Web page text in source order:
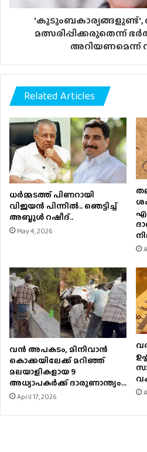
സിപിഎം...
'കുടുംബകാര്യങ്ങളുണ്ട്',
മത്സരിപ്പിക്കരുതെന്ന്
അറിയണമെന്ന്
Related Articles
ധര്‍മ്മടത്ത് പിണറായി
വിജയന്‍ പിന്നില്‍.. ഞെട്ടിച്ച്
അബ്ദുൾ റഷീദ്..
May 4, 2026
വൻ അപകടം, മിനിവാൻ
കൊക്കയിലേക്ക് മറിഞ്ഞ്
മലയാളികളായ 9
അധ്യാപകർക്ക് ദാരുണാന്ത്യം…
April 17, 2026